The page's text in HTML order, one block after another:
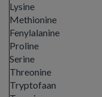
Lysine
Methionine
Fenylalanine
Proline
Serine
Threonine
Tryptofaan